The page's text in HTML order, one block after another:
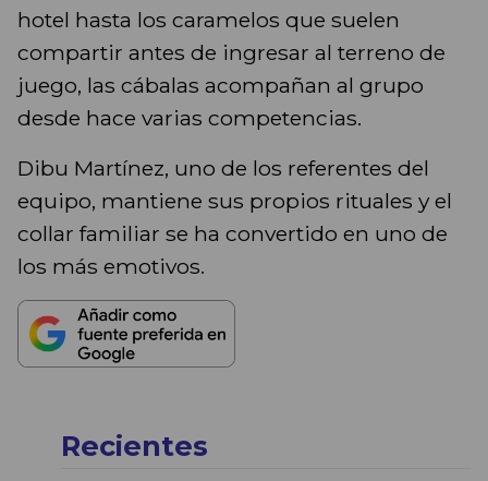
hotel hasta los caramelos que suelen
compartir antes de ingresar al terreno de
juego, las cábalas acompañan al grupo
desde hace varias competencias.
Dibu Martínez, uno de los referentes del
equipo, mantiene sus propios rituales y el
collar familiar se ha convertido en uno de
los más emotivos.
Recientes